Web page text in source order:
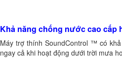
Khả năng chống nước cao cấp
Máy trợ thính SoundControl ™ có
ngay cả khi hoạt động dưới trời mưa